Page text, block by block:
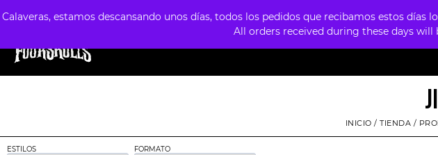
Calaveras, estamos descansando unos días, todos los pedidos que recibamos estos
All orders received during these days
FORMATOS PREVENTAS OFERTAS
INICIO /TIENDA /
ESTILOS FORMATO